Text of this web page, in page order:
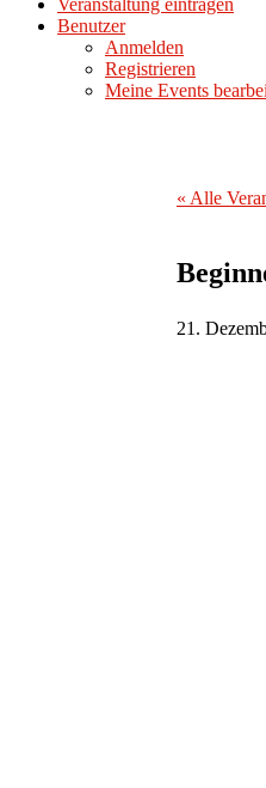
Veranstaltung eintragen
Benutzer
Anmelden
Registrieren
Meine Events
« Alle
21.